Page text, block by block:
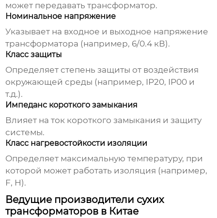
может передавать трансформатор.
Номинальное напряжение
Указывает на входное и выходное напряжение
трансформатора (например, 6/0.4 кВ).
Класс защиты
Определяет степень защиты от воздействия
окружающей среды (например, IP20, IP00 и
т.д.).
Импеданс короткого замыкания
Влияет на ток короткого замыкания и защиту
системы.
Класс нагревостойкости изоляции
Определяет максимальную температуру, при
которой может работать изоляция (например,
F, H).
Ведущие производители сухих
трансформаторов в Китае